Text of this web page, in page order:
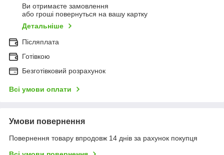
Ви отримаєте замовлення
або гроші повернуться на вашу картку
Детальніше
Післяплата
Готівкою
Безготівковий розрахунок
Всі умови оплати
Умови повернення
Повернення товару впродовж 14 днів за рахунок покупця